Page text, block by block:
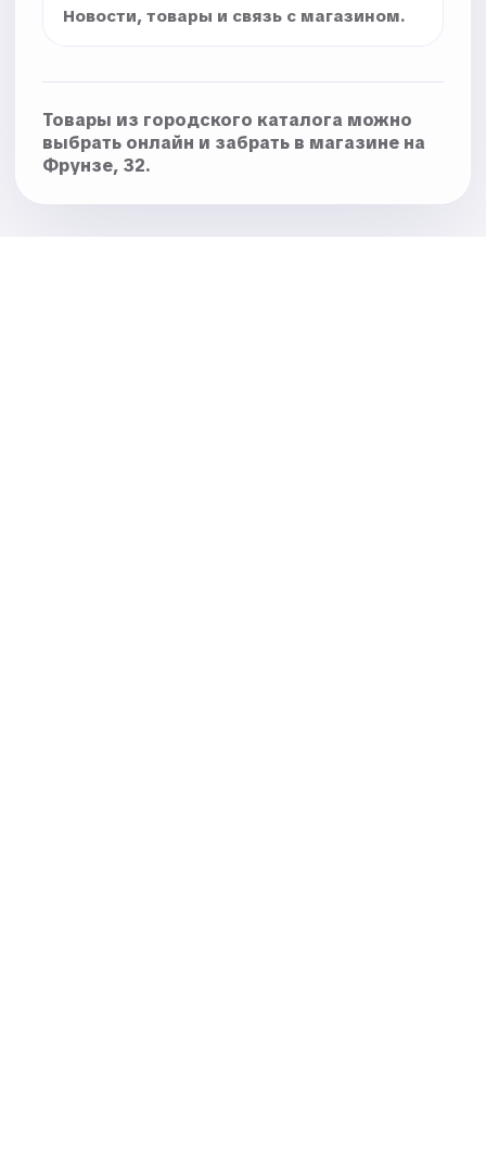
Новости, товары и связь с магазином.
Товары из городского каталога можно
выбрать онлайн и забрать в магазине на
Фрунзе, 32.